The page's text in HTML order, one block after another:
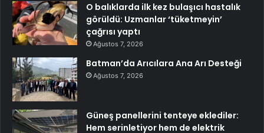
O balıklarda ilk kez bulaşıcı hastalık
görüldü: Uzmanlar ‘tüketmeyin’
çağrısı yaptı
Ağustos 7, 2026
Batman’da Arıcılara Ana Arı Desteği
Ağustos 7, 2026
Güneş panellerini tenteye eklediler:
Hem serinletiyor hem de elektrik